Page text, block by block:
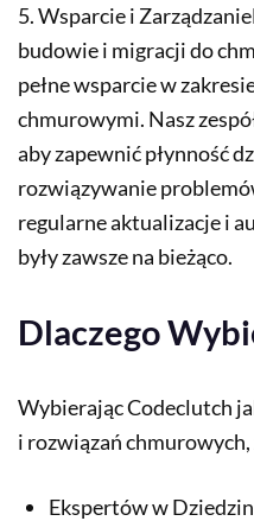
5. Wsparcie i
budowie i migracji do
pełne wsparcie w
chmurowymi. Nasz
aby zapewnić płynność
rozwiązywanie
regularne aktualizacje i
były zawsze na bieżąco.
Dlaczego
Wybierając Codeclutch
i rozwiązań chmurowych,
Ekspertów w